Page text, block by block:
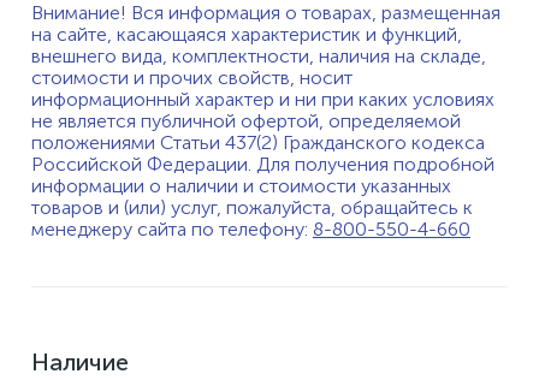
Внимание! Вся информация о товарах, размещенная
на сайте, касающаяся характеристик и функций,
внешнего вида, комплектности, наличия на складе,
стоимости и прочих свойств, носит
информационный характер и ни при каких условиях
не является публичной офертой, определяемой
положениями Статьи 437(2) Гражданского кодекса
Российской Федерации. Для получения подробной
информации о наличии и стоимости указанных
товаров и (или) услуг, пожалуйста, обращайтесь к
менеджеру сайта по телефону: 8-800-550-4-660
Наличие